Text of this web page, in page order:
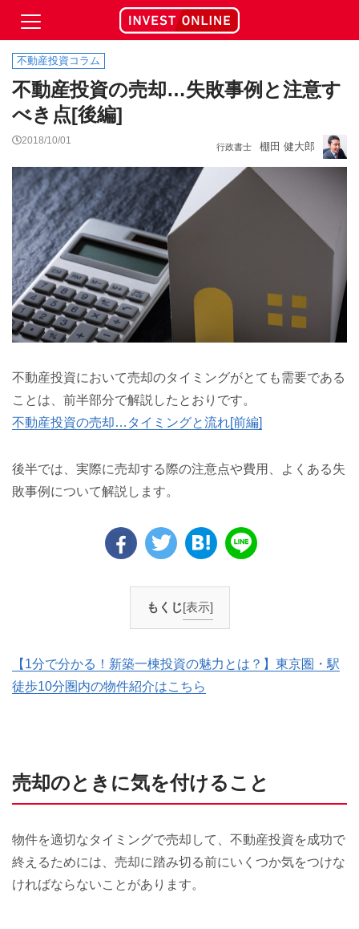
不動産投資コラム
不動産投資の売却…失敗事例と注意す
べき点[後編]
2018/10/01
行政書士 棚田 健大郎
不動産投資において売却のタイミングがとても需要である
ことは、前半部分で解説したとおりです。
不動産投資の売却…タイミングと流れ[前編]
後半では、実際に売却する際の注意点や費用、よくある失
敗事例について解説します。
もくじ[表示]
【1分で分かる！新築一棟投資の魅力とは？】東京圏・駅
徒歩10分圏内の物件紹介はこちら
売却のときに気を付けること
物件を適切なタイミングで売却して、不動産投資を成功で
終えるためには、売却に踏み切る前にいくつか気をつけな
ければならないことがあります。